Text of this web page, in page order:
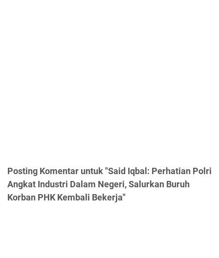
Posting Komentar untuk "Said Iqbal: Perhatian Polri
Angkat Industri Dalam Negeri, Salurkan Buruh
Korban PHK Kembali Bekerja"